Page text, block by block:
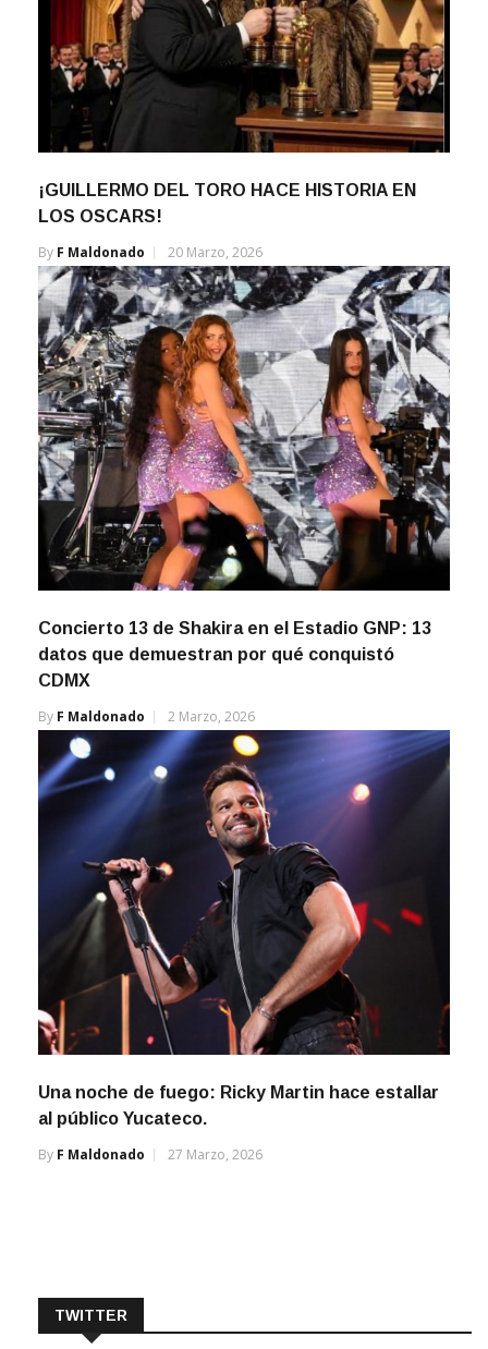
¡GUILLERMO DEL TORO HACE HISTORIA EN
LOS OSCARS!
By F Maldonado 20 Marzo, 2026
Concierto 13 de Shakira en el Estadio GNP: 13
datos que demuestran por qué conquistó
CDMX
By F Maldonado 2 Marzo, 2026
Una noche de fuego: Ricky Martin hace estallar
al público Yucateco.
By F Maldonado 27 Marzo, 2026
TWITTER